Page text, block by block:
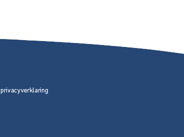
privacyverklaring